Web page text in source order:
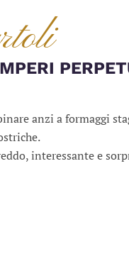
anzi a formaggi
interessante e